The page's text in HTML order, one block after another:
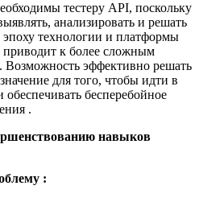
тестеру API, поскольку
анализировать и решать
технологии и платформы
приводит к более сложным
Возможность эффективно решать
для того, чтобы идти в
бесперебойное
.
навыков
: